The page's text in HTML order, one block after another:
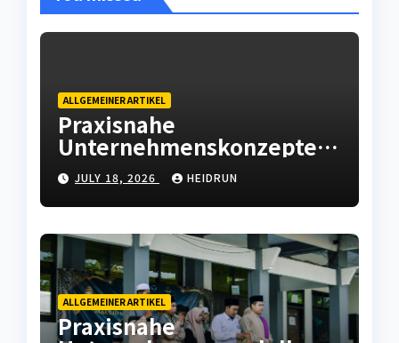
ALLGEMEINER ARTIKEL
Praxisnahe
Unternehmenskonzepte
mit wirtschaftlicher
Weitsicht
JULY 18, 2026 HEIDRUN
ALLGEMEINER ARTIKEL
Praxisnahe